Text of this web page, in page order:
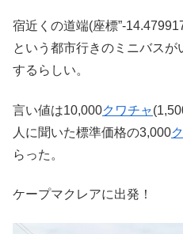
宿近くの道端(座標”-
という都市行きのミニバス
するらしい。
言い値は10,000クワチャ
人に聞いた標準価格の3,000
らった。
ケープマクレアに出発！